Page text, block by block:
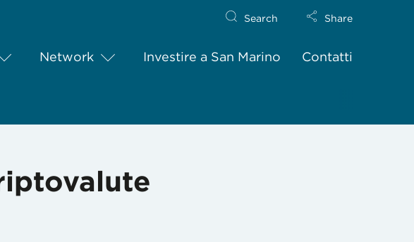
Network Investire a San Marino Contatti
Search Share